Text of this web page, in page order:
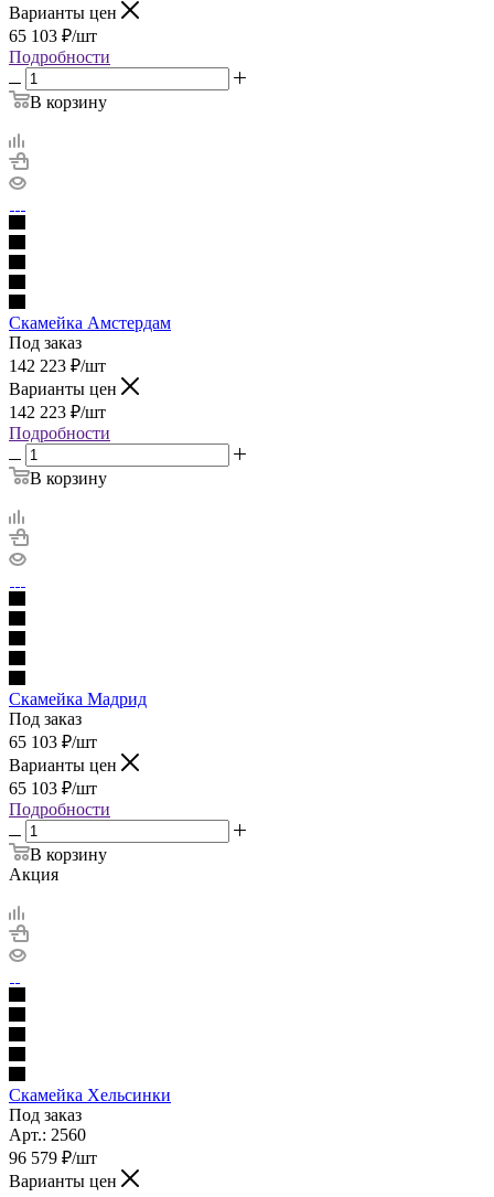
Варианты цен
65 103 ₽/шт
Подробности
В корзину
Скамейка Амстердам
Под заказ
142 223 ₽/шт
Варианты цен
142 223 ₽/шт
Подробности
В корзину
Скамейка Мадрид
Под заказ
65 103 ₽/шт
Варианты цен
65 103 ₽/шт
Подробности
В корзину
Акция
Скамейка Хельсинки
Под заказ
Арт.: 2560
96 579 ₽/шт
Варианты цен